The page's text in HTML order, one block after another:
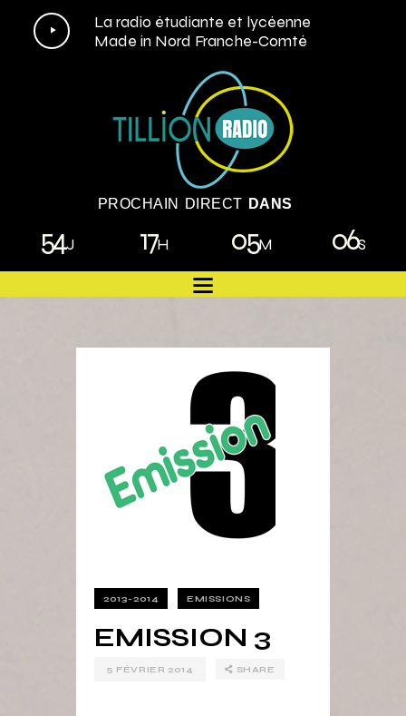
La radio étudiante et lycéenne
Made in Nord Franche-Comté
Lecteur
audio
PROCHAIN DIRECT DANS
54J 17H 05M 05S
2013-2014 EMISSIONS
EMISSION 3
5 FÉVRIER 2014 SHARE